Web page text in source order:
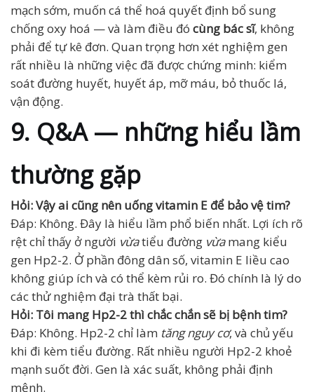
mạch sớm, muốn cá thể hoá quyết định bổ sung
chống oxy hoá — và làm điều đó cùng bác sĩ, không
phải để tự kê đơn. Quan trọng hơn xét nghiệm gen
rất nhiều là những việc đã được chứng minh: kiểm
soát đường huyết, huyết áp, mỡ máu, bỏ thuốc lá,
vận động.
9. Q&A — những hiểu lầm
thường gặp
Hỏi: Vậy ai cũng nên uống vitamin E để bảo vệ tim?
Đáp: Không. Đây là hiểu lầm phổ biến nhất. Lợi ích rõ
rệt chỉ thấy ở người vừatiểu đường vừamang kiểu
gen Hp2-2. Ở phần đông dân số, vitamin E liều cao
không giúp ích và có thể kèm rủi ro. Đó chính là lý do
các thử nghiệm đại trà thất bại.
Hỏi: Tôi mang Hp2-2 thì chắc chắn sẽ bị bệnh tim?
Đáp: Không. Hp2-2 chỉ làm tăng nguy cơ, và chủ yếu
khi đi kèm tiểu đường. Rất nhiều người Hp2-2 khoẻ
mạnh suốt đời. Gen là xác suất, không phải định
mệnh.